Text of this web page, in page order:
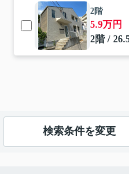
2階
5.9万円
2階 /
検索条件を変更